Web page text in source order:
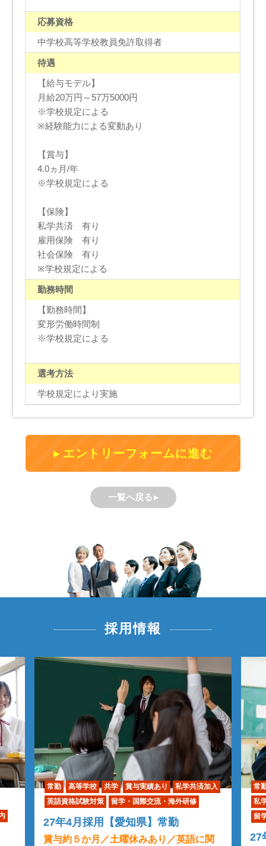
応募資格
中学校高等学校教員免許取得者
待遇
【給与モデル】
月給20万円～57万5000円
※学校規定による
※経験能力による変動あり
【賞与】
4.0ヵ月/年
※学校規定による
【保険】
私学共済 有り
雇用保険 有り
社会保険 有り
※学校規定による
勤務時間
【勤務時間】
変形労働時間制
※学校規定による
選考方法
学校規定により実施
エントリーフォームに進む
一覧へ戻る
採用情報
常勤 高等学校 共学 賞与実績あり
私学共済加入
英語資格試験対策
留学・国際交流・海外研修
27年4月採用【愛知県】常勤
賞与約５か月／土曜休みあり／英語に関
常
私
留
27